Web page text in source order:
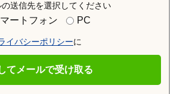
送信先を選択してください
ートフォン PC
イバシーポリシーに
てメールで受け取る
市中央区の情報を見る
一覧